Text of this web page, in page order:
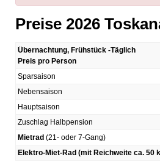
Preise 2026
Übernachtung, Frühstück -Täglich
Preis pro Person
Sparsaison
Nebensaison
Hauptsaison
Zuschlag Halbpension
Mietrad (21- oder 7-Gang)
Elektro-Miet-Rad (mit Reichweite ca. 50